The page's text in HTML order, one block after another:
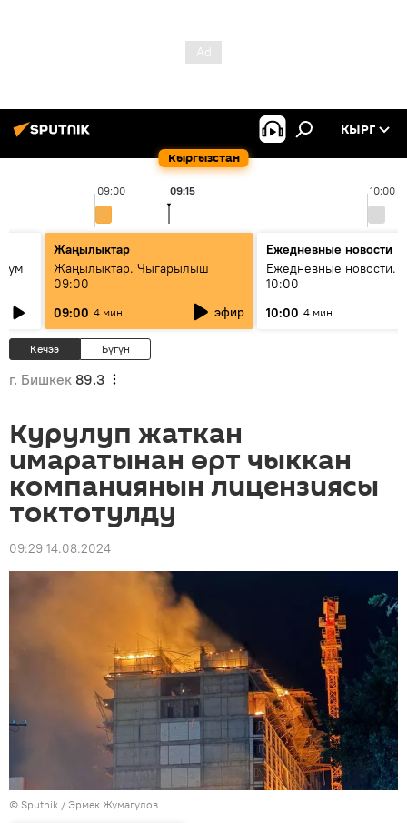
Кыргызстан
КЫРГ
09:00 10:00
09:15
Жаңылыктар
Жаңылыктар. Чыгарылыш
09:00
09:00 4 мин эфир
Ежедневные новости
Ежедневные новости.
10:00
10:00 4 мин
Кечээ Бүгүн
г. Бишкек 89.3
Курулуп жаткан
имаратынан өрт чыккан
компаниянын лицензиясы
токтотулду
09:29 14.08.2024
© Sputnik / Эрмек Жумагулов